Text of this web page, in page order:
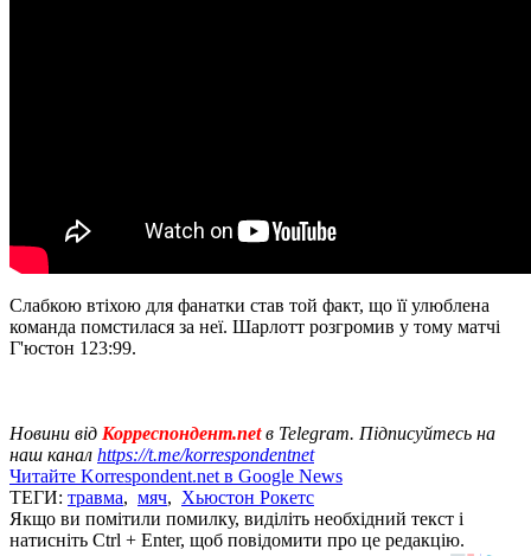
Слабкою втіхою для фанатки став той факт, що її улюблена
команда помстилася за неї. Шарлотт розгромив у тому матчі
Г'юстон 123:99.
Новини від Корреспондент.netв Telegram. Підписуйтесь на
наш канал https://t.me/korrespondentnet
Читайте Korrespondent.net в Google News
ТЕГИ: травма, мяч, Хьюстон Рокетс
Якщо ви помітили помилку, виділіть необхідний текст і
натисніть Ctrl + Enter, щоб повідомити про це редакцію.